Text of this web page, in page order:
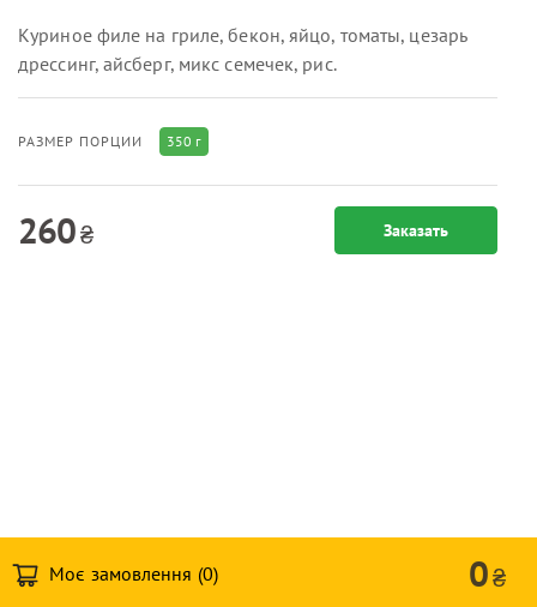
Куриное филе на гриле, бекон, яйцо, томаты, цезарь
дрессинг, айсберг, микс семечек, рис.
РАЗМЕР ПОРЦИИ 350 г
260₴ Заказать
Моє замовлення (0) 0₴